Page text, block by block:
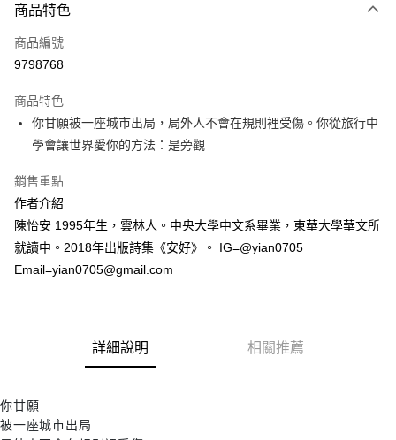
信用卡一次付款
ATM付款
運送方式
付款後全家取貨
每筆NT$60，滿NT$499(含以上)免運費
付款後7-11取貨
每筆NT$60，滿NT$499(含以上)免運費
宅配
每筆NT$100，滿NT$499(含以上)免運費
商品特色
商品編號
9798768
商品特色
你甘願被一座城市出局，局外人不會在規則裡受傷。你從旅行中
學會讓世界愛你的方法：是旁觀
銷售重點
作者介紹
陳怡安 1995年生，雲林人。中央大學中文系畢業，東華大學華文所
就讀中。2018年出版詩集《安好》。 IG=@yian0705
Email=yian0705@gmail.com
詳細說明 相關推薦
你甘願
被一座城市出局